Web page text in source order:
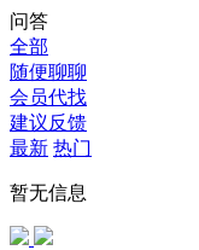
问答
全部
随便聊聊
会员代找
建议反馈
最新 热门
暂无信息